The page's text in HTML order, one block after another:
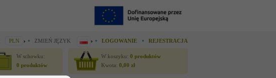
PLN ZMIEŃ JĘZYK LOGOWANIE REJESTRACJA
W schowku:
0 produktów
W koszyku: 0 produktów
Kwota: 0,00 zł